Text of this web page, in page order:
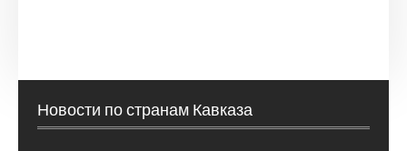
Новости по странам Кавказа